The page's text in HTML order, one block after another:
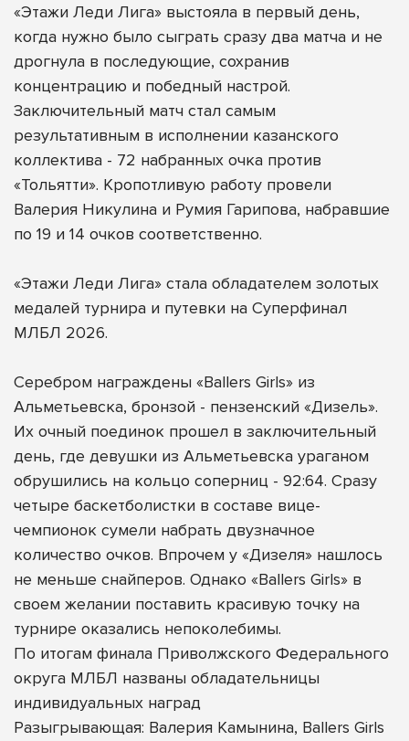
«Этажи Леди Лига» выстояла в первый день,
когда нужно было сыграть сразу два матча и не
дрогнула в последующие, сохранив
концентрацию и победный настрой.
Заключительный матч стал самым
результативным в исполнении казанского
коллектива - 72 набранных очка против
«Тольятти». Кропотливую работу провели
Валерия Никулина и Румия Гарипова, набравшие
по 19 и 14 очков соответственно.
«Этажи Леди Лига» стала обладателем золотых
медалей турнира и путевки на Суперфинал
МЛБЛ 2026.
Серебром награждены «Ballers Girls» из
Альметьевска, бронзой - пензенский «Дизель».
Их очный поединок прошел в заключительный
день, где девушки из Альметьевска ураганом
обрушились на кольцо соперниц - 92:64. Сразу
четыре баскетболистки в составе вице-
чемпионок сумели набрать двузначное
количество очков. Впрочем у «Дизеля» нашлось
не меньше снайперов. Однако «Ballers Girls» в
своем желании поставить красивую точку на
турнире оказались непоколебимы.
По итогам финала Приволжского Федерального
округа МЛБЛ названы обладательницы
индивидуальных наград
Разыгрывающая: Валерия Камынина, Ballers Girls